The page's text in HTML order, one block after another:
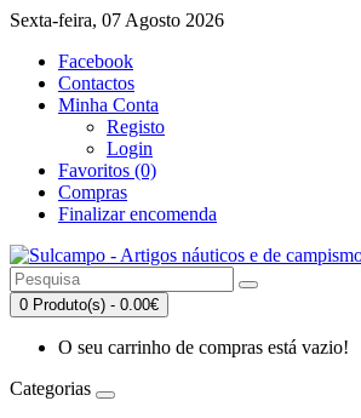
Sexta-feira, 07 Agosto 2026
Facebook
Contactos
Minha Conta
Registo
Login
Favoritos (0)
Compras
Finalizar encomenda
0 Produto(s) - 0.00€
O seu carrinho de compras está vazio!
Categorias